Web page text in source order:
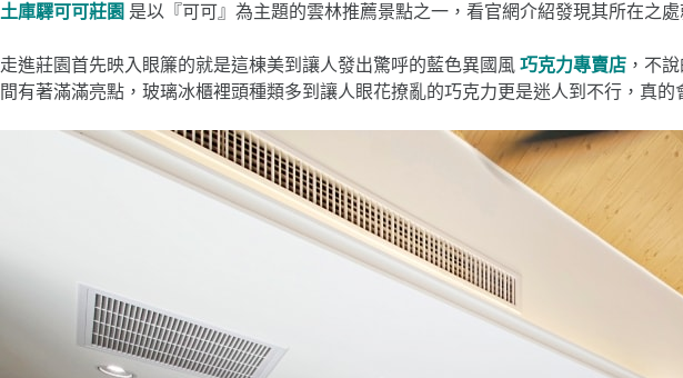
土庫驛可可莊園 是以『可可』為主題的雲林推薦景點之一，看官網介紹發現其所在之
走進莊園首先映入眼簾的就是這棟美到讓人發出驚呼的藍色異國風 巧克力專賣店 ，不
間有著滿滿亮點，玻璃冰櫃裡頭種類多到讓人眼花撩亂的巧克力更是迷人到不行，真的